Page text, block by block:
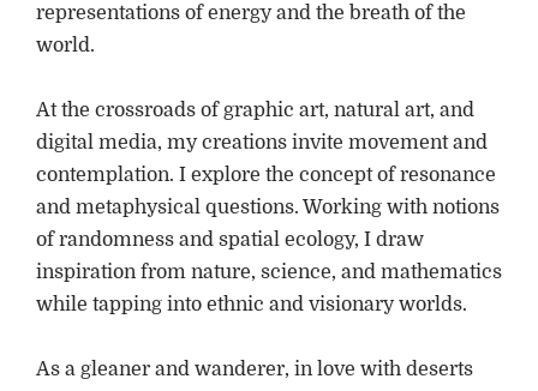
representations of energy and the breath of the
world.
At the crossroads of graphic art, natural art, and
digital media, my creations invite movement and
contemplation. I explore the concept of resonance
and metaphysical questions. Working with notions
of randomness and spatial ecology, I draw
inspiration from nature, science, and mathematics
while tapping into ethnic and visionary worlds.
As a gleaner and wanderer, in love with deserts